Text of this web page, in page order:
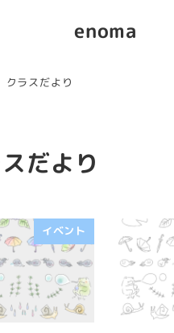
enoma
クラスだより
だより
イベント